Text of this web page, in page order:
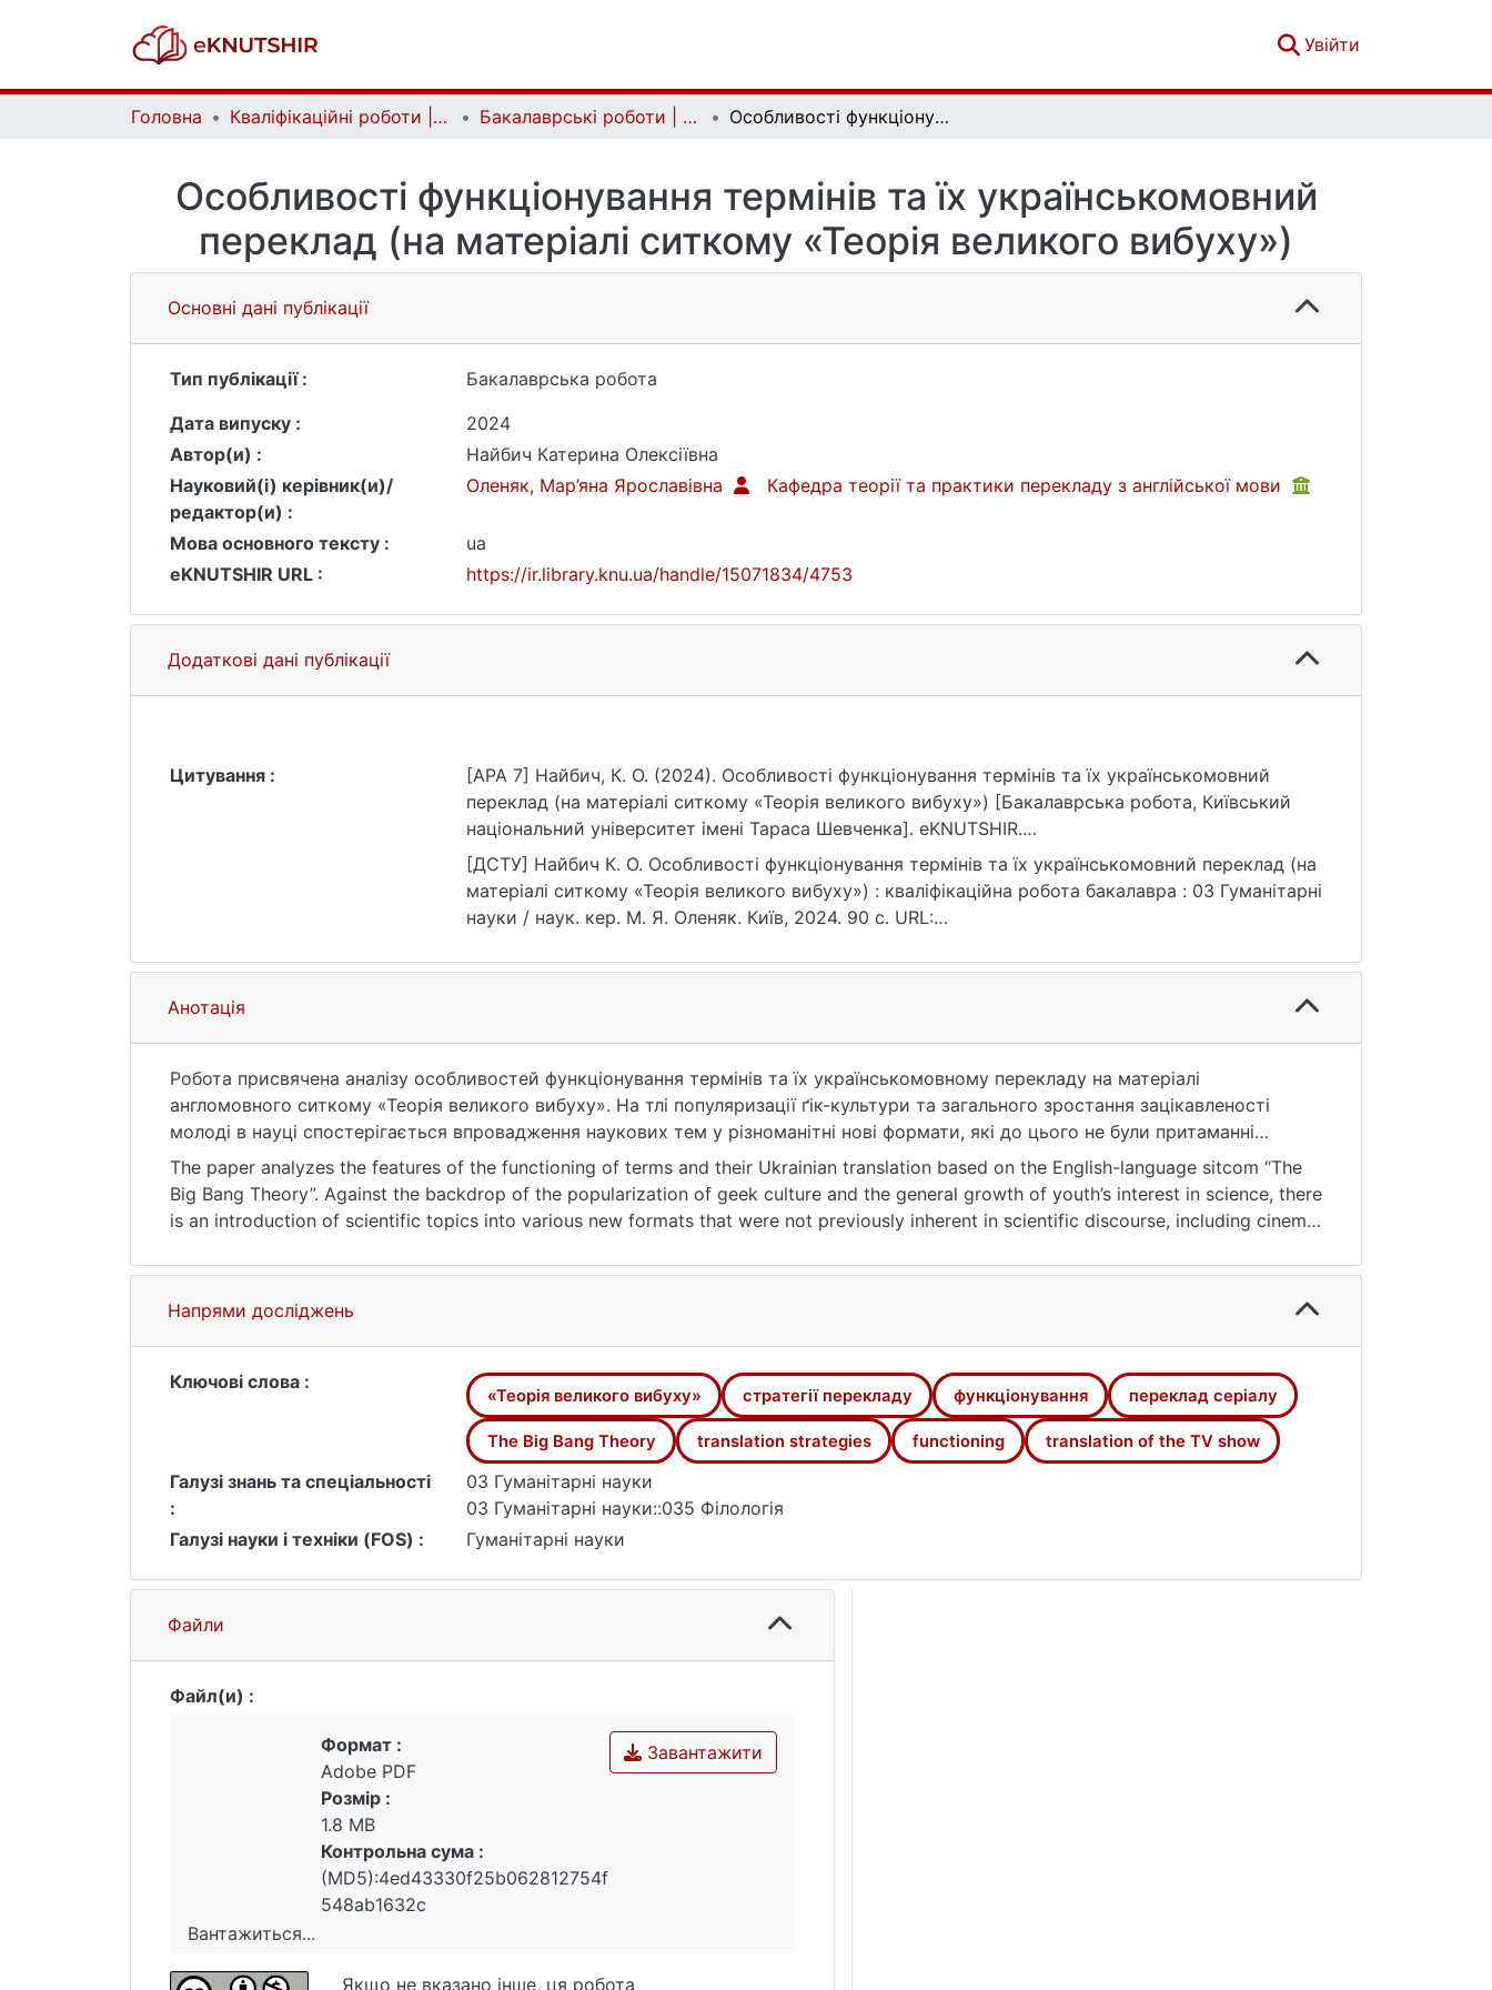
Увійти
Головна Кваліфікаційні роботи | Qualifying works Бакалаврські роботи | Bachelor theses Особливості функціонування термінів та їх українськомовний переклад (на матеріалі ситкому «Теорія великого вибуху»)
Особливості функціонування термінів та їх українськомовний
переклад (на матеріалі ситкому «Теорія великого вибуху»)
Основні дані публікації
Тип публікації :
Бакалаврська робота
Дата випуску :
2024
Автор(и) :
Найбич Катерина Олексіївна
Науковий(і) керівник(и)/
редактор(и) :
Оленяк, Мар’яна Ярославівна Кафедра теорії та практики перекладу з англійської мови
Мова основного тексту :
ua
eKNUTSHIR URL :
https://ir.library.knu.ua/handle/15071834/4753
Додаткові дані публікації
Цитування :
[APA 7] Найбич, К. О. (2024). Особливості функціонування термінів та їх українськомовний
переклад (на матеріалі ситкому «Теорія великого вибуху») [Бакалаврська робота, Київський
національний університет імені Тараса Шевченка]. eKNUTSHIR.
https://ir.library.knu.ua/handle/15071834/4753
[ДСТУ] Найбич К. О. Особливості функціонування термінів та їх українськомовний переклад (на
матеріалі ситкому «Теорія великого вибуху») : кваліфікаційна робота бакалавра : 03 Гуманітарні
науки / наук. кер. М. Я. Оленяк. Київ, 2024. 90 с. URL:
Анотація
Робота присвячена аналізу особливостей функціонування термінів та їх українськомовному перекладу на матеріалі
англомовного ситкому «Теорія великого вибуху». На тлі популяризації ґік-культури та загального зростання зацікавленості
молоді в науці спостерігається впровадження наукових тем у різноманітні нові формати, які до цього не були притаманні
науковому дискурсу, включно з кінематографом, що відповідно потребує особливого підходу для виконання якісного перекладу.
У процесі виконання дослідження було визначено основні способи та стратегії передачі термінів, застосованих до перекладу
першого сезону серіалу «Теорія великого вибуху», та проаналізовано роль термінології і її функціонування в контексті як
професійної наукової, так і повсякденної міжособистісної комунікації головних героїв. Результати дослідження наочно
продемонстрували тенденцію сучасного українського мовознавства та перекладознавства як у бік очищення мови від
бік інтернаціоналізації лексикону на фоні зростання ролі міжнародної комунікації із використанням способу транскрибування
різних видів.
The paper analyzes the features of the functioning of terms and their Ukrainian translation based on the English-language sitcom “The
Big Bang Theory”. Against the backdrop of the popularization of geek culture and the general growth of youth’s interest in science, there
is an introduction of scientific topics into various new formats that were not previously inherent in scientific discourse, including cinema,
In the course of the study, the main methods and strategies of conveying terms used in the translation of the first season of “The Big
Bang Theory” were identified, and the role of terminology and its functioning in the context of both professional scientific and everyday
interpersonal communication of the main characters was analyzed. The results of the study clearly demonstrate the tendency of modern
Ukrainian linguistics and translation studies both towards the purification of the language from borrowings by choosing a direct
equivalent that gives preference to words of Ukrainian origin, and towards internationalization of the lexicon as a result of the growing
role of international communication using various types of transcription.
Напрями досліджень
Ключові слова :
«Теорія великого вибуху» стратегії перекладу функціонування переклад серіалу
The Big Bang Theory translation strategies functioning translation of the TV show
Галузі знань та спеціальності
:
03 Гуманітарні науки
03 Гуманітарні науки::035 Філологія
Галузі науки і техніки (FOS) :
Гуманітарні науки
Файли
Файл(и) :
Вантажиться...
Вантажиться...
Завантажити
Формат :
Adobe PDF
Розмір :
1.8 MB
Контрольна сума :
(MD5):4ed43330f25b062812754f
548ab1632c
Якщо не вказано інше, ця робота